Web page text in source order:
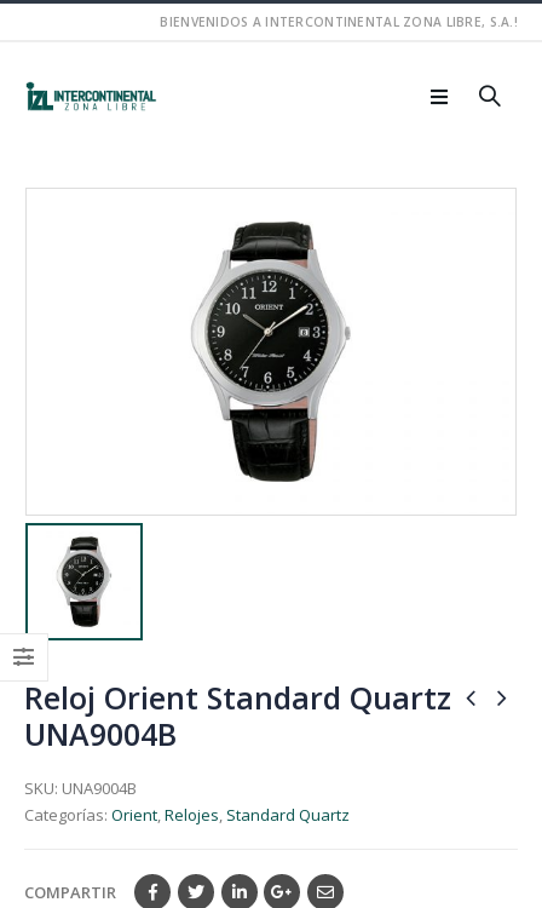
BIENVENIDOS A INTERCONTINENTAL ZONA LIBRE, S.A.!
Reloj Orient Standard Quartz
UNA9004B
SKU: UNA9004B
Categorías: Orient,Relojes, Standard Quartz
COMPARTIR